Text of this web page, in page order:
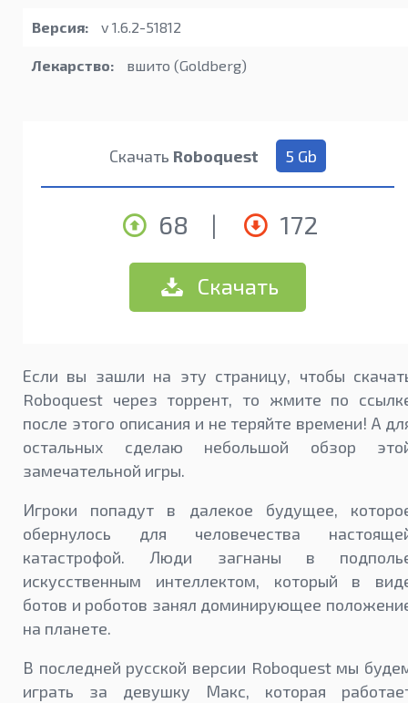
Версия: v 1.6.2-51812
Лекарство: вшито (Goldberg)
Скачать Roboquest 5 Gb
68 | 172
Скачать
Если вы зашли на эту страницу, чтобы
Roboquest через торрент, то жмите по
после этого описания и не теряйте времени! А
остальных сделаю небольшой обзор
замечательной игры.
Игроки попадут в далекое будущее,
обернулось для человечества
катастрофой. Люди загнаны в
искусственным интеллектом, который в
ботов и роботов занял доминирующее
на планете.
В последней русской версии Roboquest мы
играть за девушку Макс, которая